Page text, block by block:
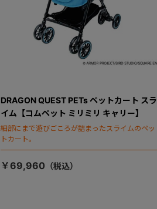
DRAGON QUEST PETs ペットカート スラ
イム【コムペット ミリミリ キャリー】
細部にまで遊びごころが詰まったスライムのペッ
トカート。
￥69,960